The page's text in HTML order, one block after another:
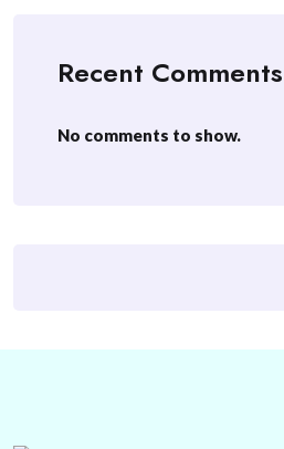
Recent Comments
No comments to show.